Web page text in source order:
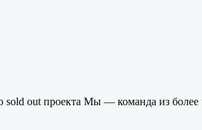
out проекта Мы — команда из